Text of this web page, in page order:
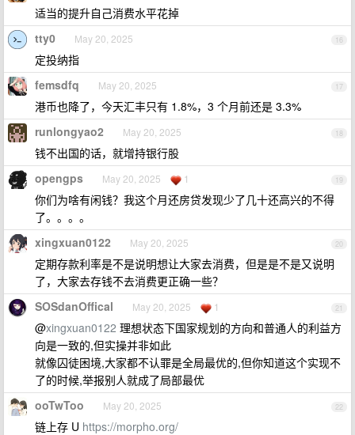
适当的提升自己消费水平花掉
16
tty0 May 20, 2025
定投纳指
17
femsdfq May 20, 2025
港币也降了，今天汇丰只有 1.8%，3 个月前还是 3.3%
18
runlongyao2 May 20, 2025
钱不出国的话，就增持银行股
19
opengps May 20, 2025 1
你们为啥有闲钱？我这个月还房贷发现少了几十还高兴的不得
了。。。。
20
xingxuan0122 May 20, 2025
定期存款利率是不是说明想让大家去消费，但是是不是又说明
了，大家去存钱不去消费更正确一些？
21
SOSdanOffical May 20, 2025 1
@xingxuan0122 理想状态下国家规划的方向和普通人的利益方
向是一致的,但实操并非如此
就像囚徒困境,大家都不认罪是全局最优的,但你知道这个实现不
了的时候,举报别人就成了局部最优
22
ooTwToo May 20, 2025
链上存 U https://morpho.org/